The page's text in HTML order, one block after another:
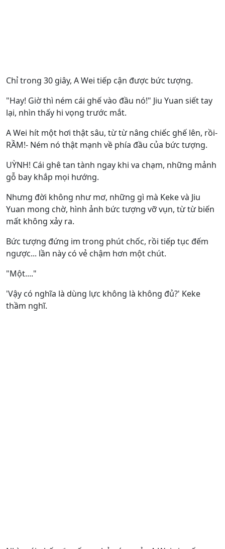
Chỉ trong 30 giây, A Wei tiếp cận được bức tượng.
"Hay! Giờ thì ném cái ghế vào đầu nó!" Jiu Yuan siết tay
lại, nhìn thấy hi vọng trước mắt.
A Wei hít một hơi thật sâu, từ từ nâng chiếc ghế lên, rồi-
RẦM!- Ném nó thật mạnh về phía đầu của bức tượng.
UỲNH! Cái ghê tan tành ngay khi va chạm, những mảnh
gỗ bay khắp mọi hướng.
Nhưng đời không như mơ, những gì mà Keke và Jiu
Yuan mong chờ, hình ảnh bức tượng vỡ vụn, từ từ biến
mất không xảy ra.
Bức tượng đứng im trong phút chốc, rồi tiếp tục đếm
ngược... lần này có vẻ chậm hơn một chút.
"Một...."
'Vậy có nghĩa là dùng lực không là không đủ?' Keke
thầm nghĩ.